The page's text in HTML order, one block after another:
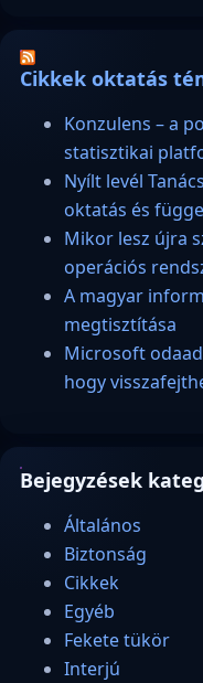
Cikkek oktatás
Konzulens – a
statisztikai
Nyílt levél
oktatás és
Mikor lesz újra
operációs
A magyar
megtisztítása
Microsoft
hogy
Bejegyzések
Általános
Biztonság
Cikkek
Egyéb
Fekete tükör
Interjú